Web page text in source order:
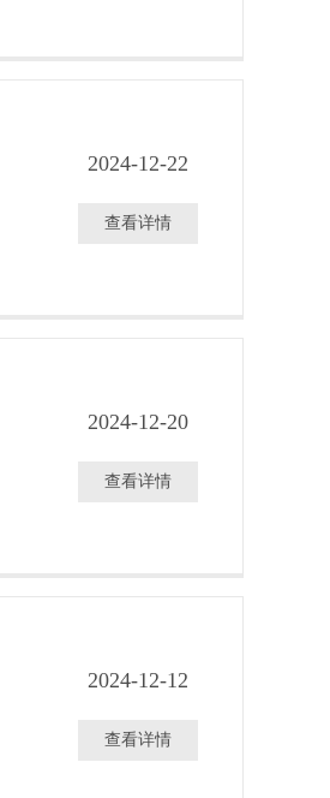
2024-12-22
查看详情
2024-12-20
查看详情
2024-12-12
查看详情